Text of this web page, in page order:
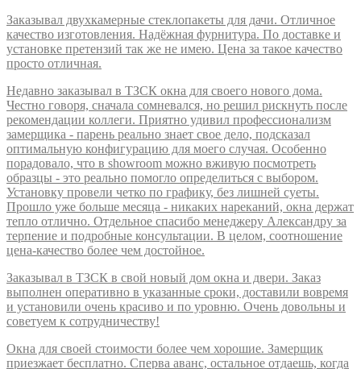
Заказывал двухкамерные стеклопакеты для дачи. Отличное
качество изготовления. Надёжная фурнитура. По доставке и
установке претензий так же не имею. Цена за такое качество
просто отличная.
Недавно заказывал в ТЗСК окна для своего нового дома.
Честно говоря, сначала сомневался, но решил рискнуть после
рекомендации коллеги. Приятно удивил профессионализм
замерщика - парень реально знает свое дело, подсказал
оптимальную конфигурацию для моего случая. Особенно
порадовало, что в showroom можно вживую посмотреть
образцы - это реально помогло определиться с выбором.
Установку провели четко по графику, без лишней суеты.
Прошло уже больше месяца - никаких нареканий, окна держат
тепло отлично. Отдельное спасибо менеджеру Александру за
терпение и подробные консультации. В целом, соотношение
цена-качество более чем достойное.
Заказывал в ТЗСК в свой новый дом окна и двери. Заказ
выполнен оперативно в указанные сроки, доставили вовремя
и установили очень красиво и по уровню. Очень довольны и
советуем к сотрудничеству!
Окна для своей стоимости более чем хорошие. Замерщик
приезжает бесплатно. Сперва аванс, остальное отдаешь, когда